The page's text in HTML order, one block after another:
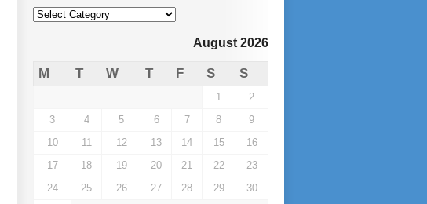
August 2026
M T W T F S S
1
2
3
4 5 6 7 8
9
10
11 12 13 14 15
16
17
18 19 20 21 22
23
24
25 26 27 28 29
30